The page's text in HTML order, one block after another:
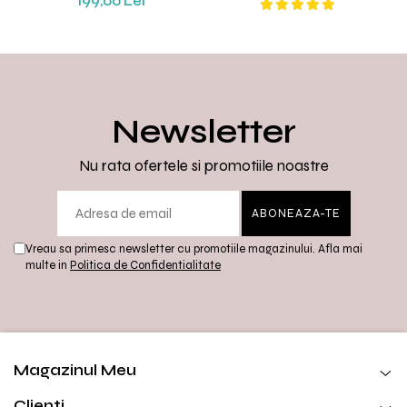
Newsletter
Nu rata ofertele si promotiile noastre
Vreau sa primesc newsletter cu promotiile magazinului. Afla mai
multe in Politica de Confidentialitate
Magazinul Meu